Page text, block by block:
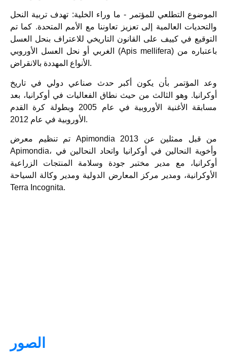
الموضوع التطلعي للمؤتمر - ما وراء الخلية: تهدف تربية النحل
والتحديات العالمية إلى تعزيز تعاوننا مع الأمم المتحدة. كما تم
التوقيع في كييف على القانون التاريخي للاعتراف بنحل العسل
الغربي أو نحل العسل الأوروبي (Apis mellifera) باعتباره من
الأنواع المهددة بالانقراض.
وعد المؤتمر بأن يكون أكبر حدث صناعي دولي في تاريخ
أوكرانيا. وهو الثالث من حيث نطاق الفعاليات في أوكرانيا، بعد
مسابقة الأغنية الأوروبية في عام 2005 وبطولة كرة القدم
الأوروبية في عام 2012.
تم تنظيم معرض Apimondia 2013 من قبل ممثلين عن
Apimondia، وأخوية النحالين في أوكرانيا واتحاد النحالين في
أوكرانيا، مع مدير مختبر جودة وسلامة المنتجات الزراعية
الأوكرانية، ومدير مركز المعارض الدولية ومدير وكالة السياحة
Terra Incognita.
الصور